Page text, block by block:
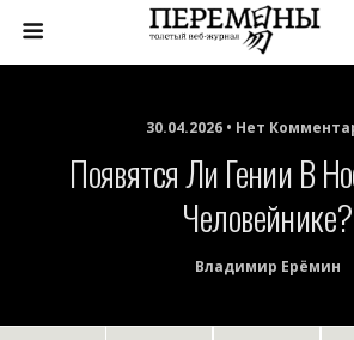
30.04.2026 • Нет
Появятся Ли Гении В
Человейнике?
Владимир Ерёмин